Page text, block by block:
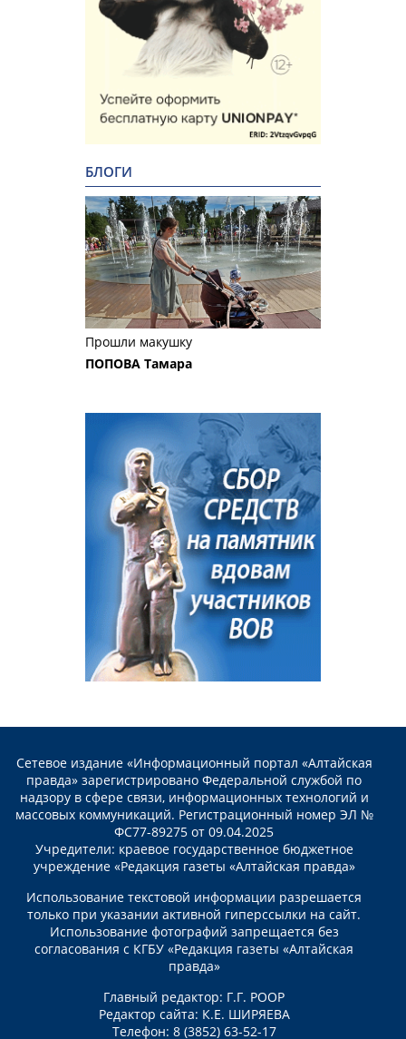
БЛОГИ
Прошли макушку
ПОПОВА Тамара
Сетевое издание «Информационный портал «Алтайская
правда» зарегистрировано Федеральной службой по
надзору в сфере связи, информационных технологий и
массовых коммуникаций. Регистрационный номер ЭЛ №
ФС77-89275 от 09.04.2025
Учредители: краевое государственное бюджетное
учреждение «Редакция газеты «Алтайская правда»
Использование текстовой информации разрешается
только при указании активной гиперссылки на сайт.
Использование фотографий запрещается без
согласования с КГБУ «Редакция газеты «Алтайская
правда»
Главный редактор: Г.Г. РООР
Редактор сайта: К.Е. ШИРЯЕВА
Телефон: 8 (3852) 63-52-17